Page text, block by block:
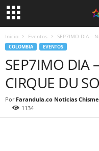
Inicio Eventos SEP7IMO DIA –
COLOMBIA EVENTOS
SEP7IMO DIA
CIRQUE DU
Por Farandula.co Noticias
1134